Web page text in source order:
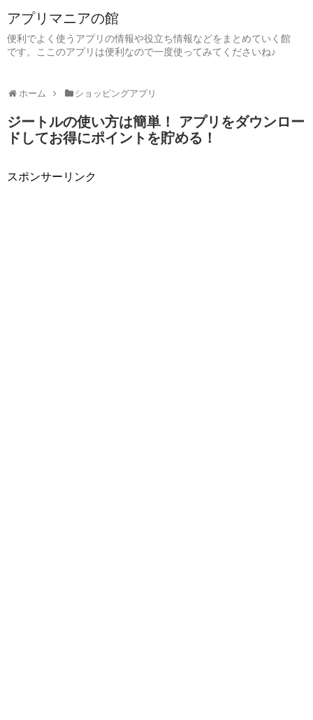
アプリマニアの館
便利でよく使うアプリの情報や役立ち情報などをまとめていく館
です。ここのアプリは便利なので一度使ってみてくださいね♪
ホーム ショッピングアプリ
ジートルの使い方は簡単！ アプリをダウンロー
ドしてお得にポイントを貯める！
スポンサーリンク